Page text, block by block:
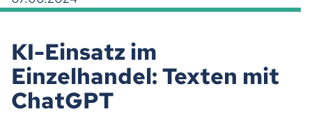
KI-Einsatz im
Einzelhandel: Texten mit
ChatGPT